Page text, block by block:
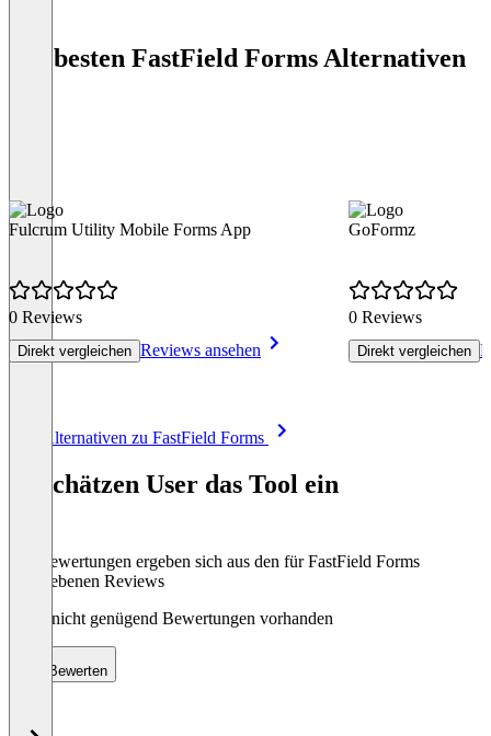
Die besten FastField Forms Alternativen
Fulcrum Utility Mobile Forms App
0 Reviews
Direkt vergleichen Reviews ansehen
GoFormz
0 Reviews
Direkt vergleichen
Alle Alternativen zu FastField Forms
So schätzen User das Tool ein
Die Bewertungen ergeben sich aus den für FastField Forms
abgegebenen Reviews
Noch nicht genügend Bewertungen vorhanden
Bewerten